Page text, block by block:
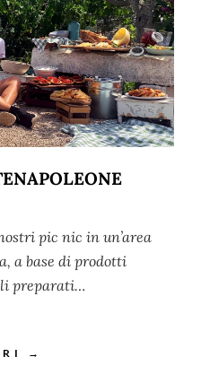
pic nic in un’area
a base di prodotti
preparati…
→